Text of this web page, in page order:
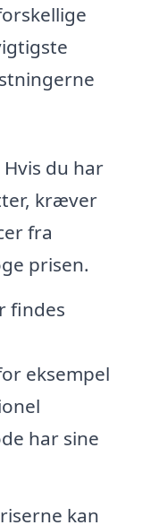
Hvis du har
kræver
fra
prisen.
findes
eksempel
har sine
kan